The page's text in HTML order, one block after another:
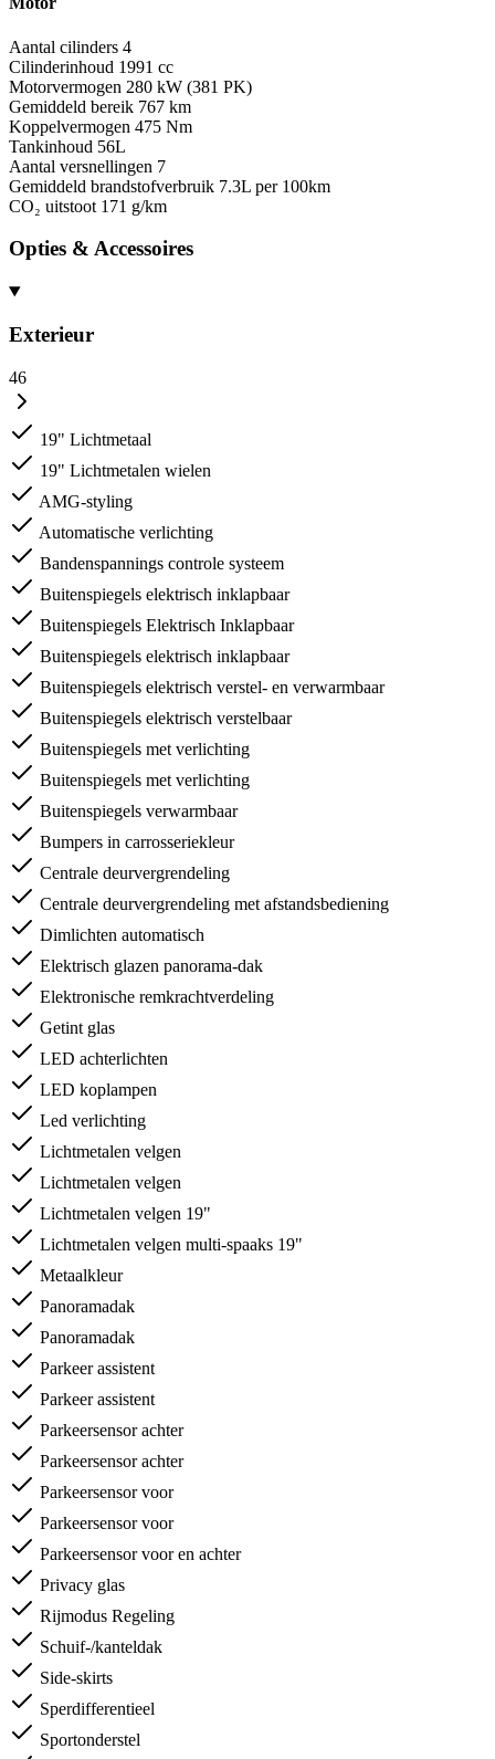
Aantal cilinders 4
Cilinderinhoud 1991 cc
Motorvermogen 280 kW (381 PK)
Gemiddeld bereik 767 km
Koppelvermogen 475 Nm
Tankinhoud 56L
Aantal versnellingen 7
Gemiddeld brandstofverbruik 7.3L per 100km
CO₂ uitstoot 171 g/km
Opties & Accessoires
Exterieur
46
19" Lichtmetaal
19" Lichtmetalen wielen
AMG-styling
Automatische verlichting
Bandenspannings controle systeem
Buitenspiegels elektrisch inklapbaar
Buitenspiegels Elektrisch Inklapbaar
Buitenspiegels elektrisch inklapbaar
Buitenspiegels elektrisch verstel- en verwarmbaar
Buitenspiegels elektrisch verstelbaar
Buitenspiegels met verlichting
Buitenspiegels met verlichting
Buitenspiegels verwarmbaar
Bumpers in carrosseriekleur
Centrale deurvergrendeling
Centrale deurvergrendeling met afstandsbediening
Dimlichten automatisch
Elektrisch glazen panorama-dak
Elektronische remkrachtverdeling
Getint glas
LED achterlichten
LED koplampen
Led verlichting
Lichtmetalen velgen
Lichtmetalen velgen
Lichtmetalen velgen 19"
Lichtmetalen velgen multi-spaaks 19"
Metaalkleur
Panoramadak
Panoramadak
Parkeer assistent
Parkeer assistent
Parkeersensor achter
Parkeersensor achter
Parkeersensor voor
Parkeersensor voor
Parkeersensor voor en achter
Privacy glas
Rijmodus Regeling
Schuif-/kanteldak
Side-skirts
Sperdifferentieel
Sportonderstel